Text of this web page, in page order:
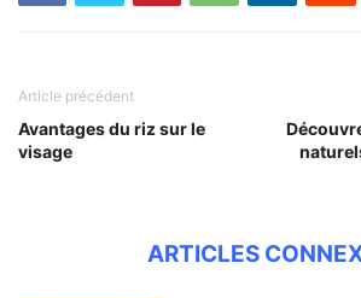
Article précédent
Avantages du riz sur le
visage
ARTICLES